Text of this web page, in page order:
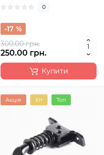
0
300.00 грн.
-17 %
250.00 грн.
Купити
Акція Хіт Топ